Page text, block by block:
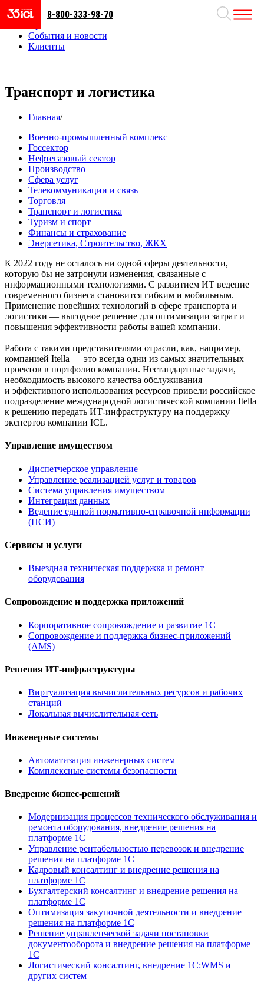
Направления
События и новости
Клиенты
8-800-333-98-70
Транспорт и логистика
Главная/
Военно-промышленный комплекс
Госсектор
Нефтегазовый сектор
Производство
Сфера услуг
Телекоммуникации и связь
Торговля
Транспорт и логистика
Туризм и спорт
Финансы и страхование
Энергетика, Строительство, ЖКХ
К 2022 году не осталось ни одной сферы деятельности,
которую бы не затронули изменения, связанные с
информационными технологиями. C развитием ИТ ведение
современного бизнеса становится гибким и мобильным.
Применение новейших технологий в сфере транспорта и
логистики — выгодное решение для оптимизации затрат и
повышения эффективности работы вашей компании.
Работа с такими представителями отрасли, как, например,
компанией Itella — это всегда одни из самых значительных
проектов в портфолио компании. Нестандартные задачи,
необходимость высокого качества обслуживания
и эффективного использования ресурсов привели российское
подразделение международной логистической компании Itella
к решению передать ИТ-инфраструктуру на поддержку
экспертов компании ICL.
Управление имуществом
Диспетчерское управление
Управление реализацией услуг и товаров
Система управления имуществом
Интеграция данных
Ведение единой нормативно-справочной информации
(НСИ)
Сервисы и услуги
Выездная техническая поддержка и ремонт
оборудования
Сопровождение и поддержка приложений
Корпоративное сопровождение и развитие 1С
Сопровождение и поддержка бизнес-приложений
(AMS)
Решения ИТ-инфраструктуры
Виртуализация вычислительных ресурсов и рабочих
станций
Локальная вычислительная сеть
Инженерные системы
Автоматизация инженерных систем
Комплексные системы безопасности
Внедрение бизнес-решений
Модернизация процессов технического обслуживания и
ремонта оборудования, внедрение решения на
платформе 1С
Управление рентабельностью перевозок и внедрение
решения на платформе 1С
Кадровый консалтинг и внедрение решения на
платформе 1С
Бухгалтерский консалтинг и внедрение решения на
платформе 1С
Оптимизация закупочной деятельности и внедрение
решения на платформе 1С
Решение управленческой задачи постановки
документооборота и внедрение решения на платформе
1С
Логистический консалтинг, внедрение 1С:WMS и
других систем